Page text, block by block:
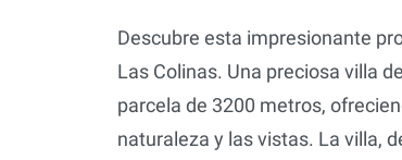
Descubre esta impresionante
Las Colinas. Una preciosa villa
parcela de 3200 metros,
naturaleza y las vistas. La villa,